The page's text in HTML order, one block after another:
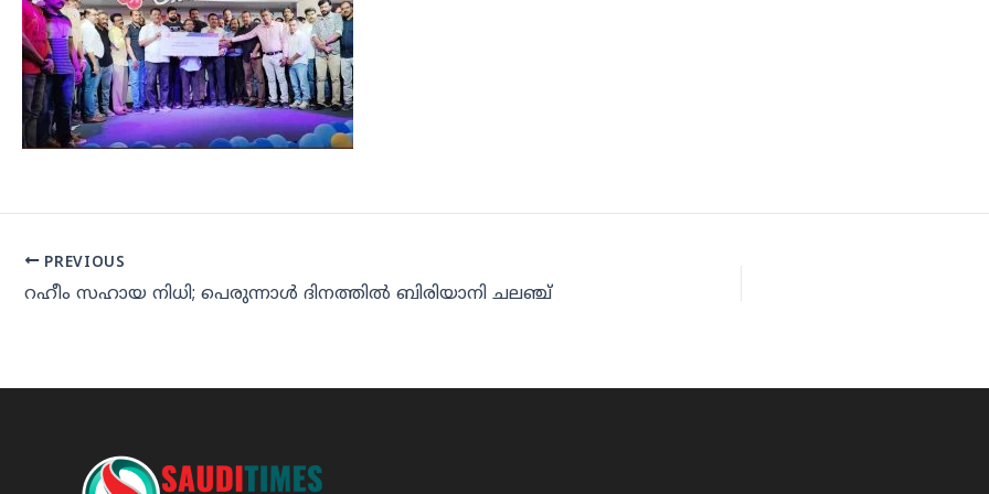
PREVIOUS
റഹീം സഹായ നിധി; പെരുന്നാള്‍ ദിനത്തില്‍ ബിരിയാനി ചലഞ്ച്